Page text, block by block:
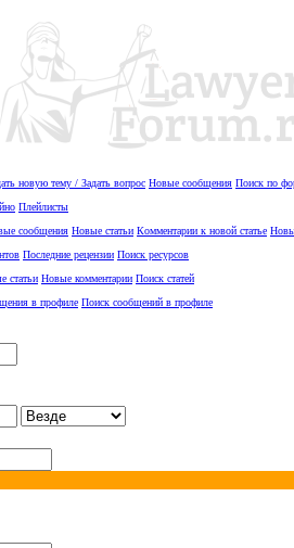
новую тему / Задать вопрос Новые сообщения Поиск по
Плейлисты
сообщения Новые статьи Комментарии к новой статье
Последние рецензии Поиск ресурсов
статьи Новые комментарии Поиск статей
в профиле Поиск сообщений в профиле